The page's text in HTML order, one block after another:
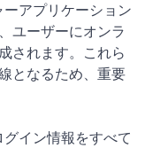
アプリケーション
ユーザーにオンラ
されます。これら
となるため、重要
イン情報をすべて